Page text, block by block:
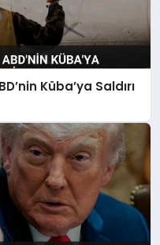
Küba’ya Saldırı